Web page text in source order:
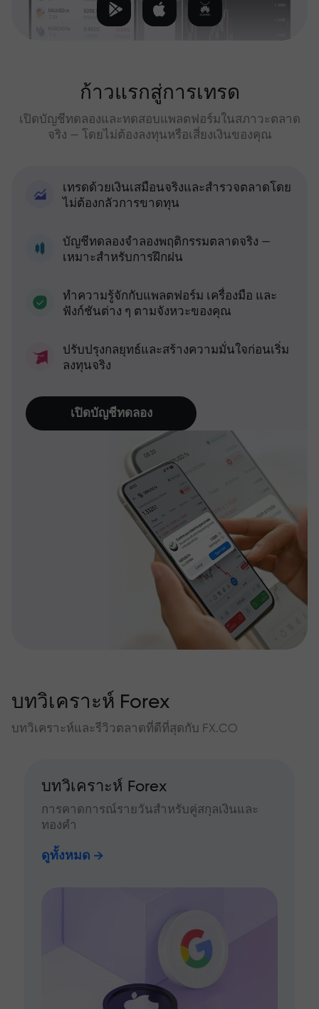
ก้าวแรกสู่การเทรด
เปิดบัญชีทดลองและทดสอบแพลตฟอร์มในสภาวะตลาด
จริง — โดยไม่ต้องลงทุนหรือเสี่ยงเงินของคุณ
เทรดด้วยเงินเสมือนจริงและสำรวจตลาดโดย
ไม่ต้องกลัวการขาดทุน
บัญชีทดลองจำลองพฤติกรรมตลาดจริง —
เหมาะสำหรับการฝึกฝน
ทำความรู้จักกับแพลตฟอร์ม เครื่องมือ และ
ฟังก์ชันต่าง ๆ ตามจังหวะของคุณ
ปรับปรุงกลยุทธ์และสร้างความมั่นใจก่อนเริ่ม
ลงทุนจริง
เปิดบัญชีทดลอง
บทวิเคราะห์ Forex
บทวิเคราะห์และรีวิวตลาดที่ดีที่สุดกับ FX.CO
บทวิเคราะห์ Forex
การคาดการณ์รายวันสำหรับคู่สกุลเงินและ
ทองคำ
ดูทั้งหมด